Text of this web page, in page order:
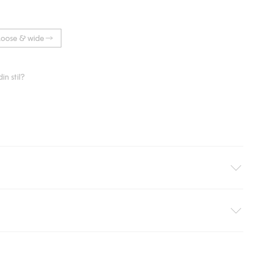
& wide
stil?
ej hemleverans). Frakten tas bort per automatik efter du